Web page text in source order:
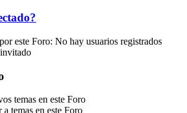
este Foro: No hay usuarios registrados
temas en este Foro
a temas en este Foro